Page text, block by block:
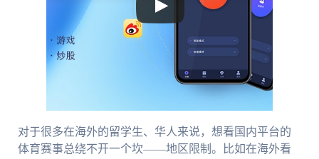
对于很多在海外的留学生、华人来说，想看国内平台的
体育赛事总绕不开一个坎——地区限制。比如在海外看